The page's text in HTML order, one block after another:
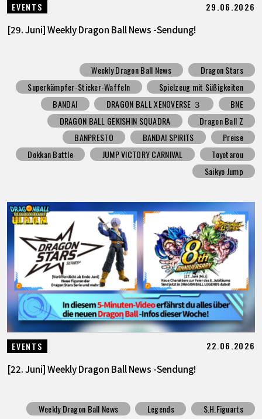
EVENTS 29.06.2026
[29. Juni] Weekly Dragon Ball News -Sendung!
Weekly Dragon Ball News
Dragon Stars
Superkämpfer-Sticker-Waffeln
Spielzeug mit Süßigkeiten
BANDAI
DRAGON BALL XENOVERSE ３
BNE
DRAGON BALL GEKISHIN SQUADRA
Dragon Ball Z
BANPRESTO
BANDAI SPIRITS
Preise
Dokkan Battle
JUMP VICTORY CARNIVAL
Toyotarou
Saikyo Jump
EVENTS 22.06.2026
[22. Juni] Weekly Dragon Ball News -Sendung!
Weekly Dragon Ball News Legends S.H.Figuarts